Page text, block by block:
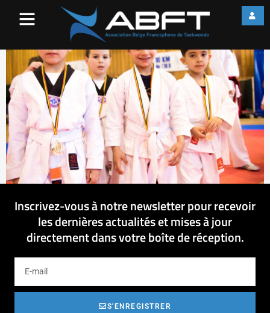
Inscrivez-vous à notre newsletter pour recevoir
les dernières actualités et mises à jour
directement dans votre boîte de réception.
S'ENREGISTRER